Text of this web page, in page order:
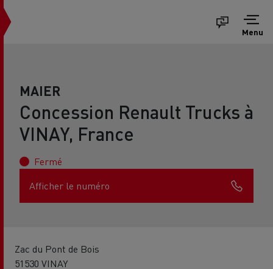
Menu
MAIER
Concession Renault Trucks à
VINAY, France
Fermé
Afficher le numéro
Zac du Pont de Bois
51530 VINAY